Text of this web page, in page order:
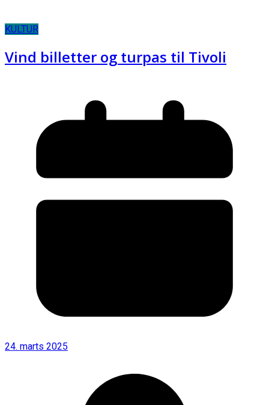
KULTUR
Vind billetter og turpas til Tivoli
24. marts 2025